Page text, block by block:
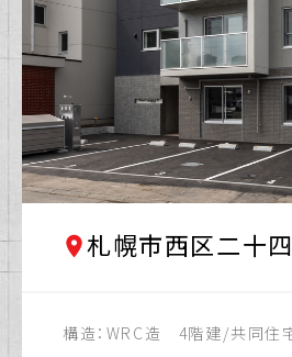
札幌市西区二十
構造： WRC造 4階建/共同住